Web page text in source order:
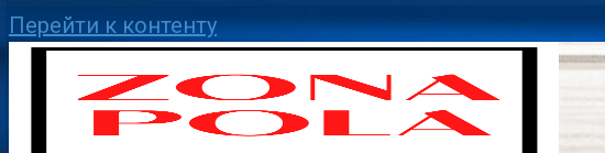
Перейти к контенту